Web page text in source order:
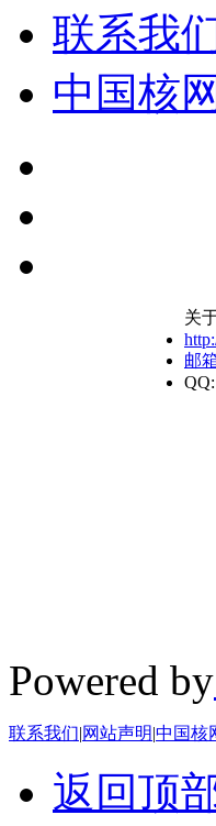
联系我
中国核网
关
邮
Powered by
联系我们|网站声明|中国核
返回顶